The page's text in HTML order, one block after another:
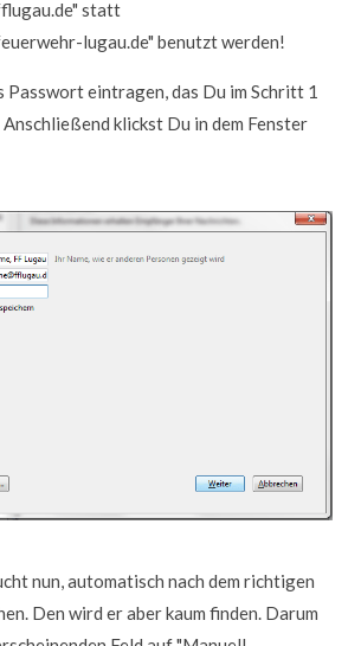
statt
lugau.de" benutzt werden!
Passwort eintragen, das Du im Schritt 1
klickst Du in dem Fenster
nun, automatisch nach dem richtigen
Den wird er aber kaum finden. Darum